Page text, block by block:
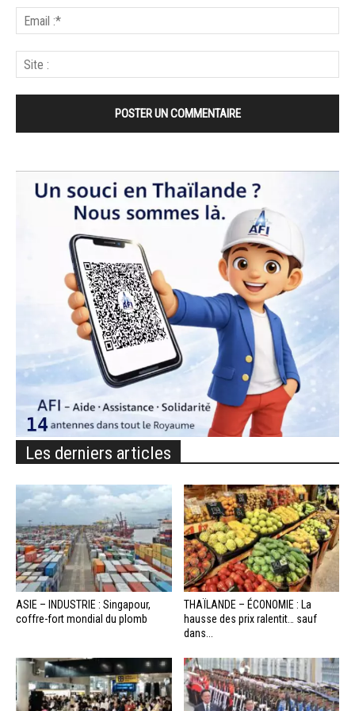
Les derniers articles
ASIE – INDUSTRIE : Singapour,
coffre-fort mondial du plomb
THAÏLANDE – ÉCONOMIE : La
hausse des prix ralentit… sauf
dans...